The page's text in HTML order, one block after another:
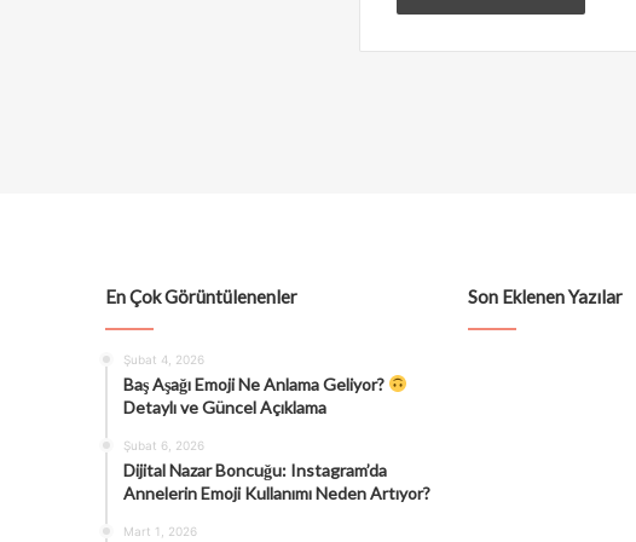
En Çok Görüntülenenler
Şubat 4, 2026
Baş Aşağı Emoji Ne Anlama Geliyor?
Detaylı ve Güncel Açıklama
Şubat 6, 2026
Dijital Nazar Boncuğu: Instagram’da
Annelerin Emoji Kullanımı Neden Artıyor?
Mart 1, 2026
Son Eklenen Yazılar